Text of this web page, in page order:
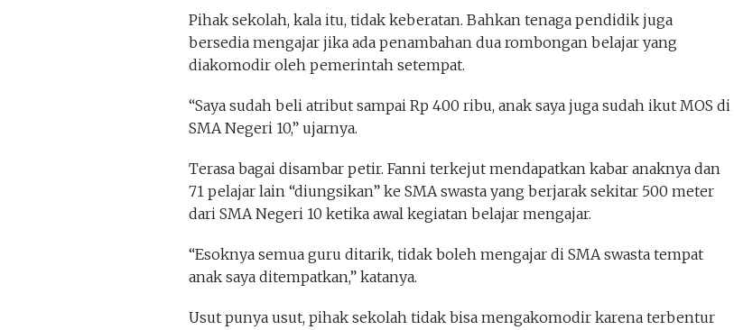
Pihak sekolah, kala itu, tidak keberatan. Bahkan tenaga pendidik juga
bersedia mengajar jika ada penambahan dua rombongan belajar yang
diakomodir oleh pemerintah setempat.
“Saya sudah beli atribut sampai Rp 400 ribu, anak saya juga sudah ikut MOS di
SMA Negeri 10,” ujarnya.
Terasa bagai disambar petir. Fanni terkejut mendapatkan kabar anaknya dan
71 pelajar lain “diungsikan” ke SMA swasta yang berjarak sekitar 500 meter
dari SMA Negeri 10 ketika awal kegiatan belajar mengajar.
“Esoknya semua guru ditarik, tidak boleh mengajar di SMA swasta tempat
anak saya ditempatkan,” katanya.
Usut punya usut, pihak sekolah tidak bisa mengakomodir karena terbentur